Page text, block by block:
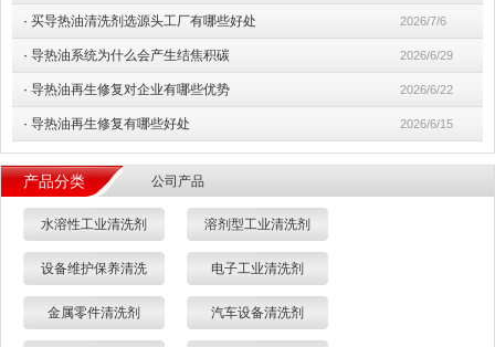
· 买导热油清洗剂选源头工厂有哪些好处 2026/7/6
· 导热油系统为什么会产生结焦积碳 2026/6/29
· 导热油再生修复对企业有哪些优势 2026/6/22
· 导热油再生修复有哪些好处 2026/6/15
产品分类 公司产品
水溶性工业清洗剂 溶剂型工业清洗剂
设备维护保养清洗 电子工业清洗剂
金属零件清洗剂 汽车设备清洗剂